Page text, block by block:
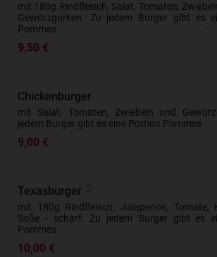
mit 180g Rindfleisch, Salat, Tomaten,
Gewürzgurken. Zu jedem Burger gibt es
Pommes
9,50 €
Chickenburger
mit Salat, Tomaten, Zwiebeln und
jedem Burger gibt es eine Portion Pommes
9,00 €
Texasburger
mit 180g Rindfleisch, Jalapenos, Tomate,
Soße - scharf. Zu jedem Burger gibt es
Pommes
10,00 €